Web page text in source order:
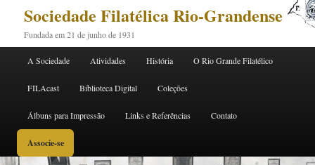
Sociedade Filatélica Rio-Grandense
Fundada em 21 de junho de 1931
Pular para o conteúdo principal
Pular para o conteúdo secundário
A Sociedade Atividades História O Rio Grande Filatélico
FILAcast Biblioteca Digital Coleções
Álbuns para Impressão Links e Referências Contato
Associe-se